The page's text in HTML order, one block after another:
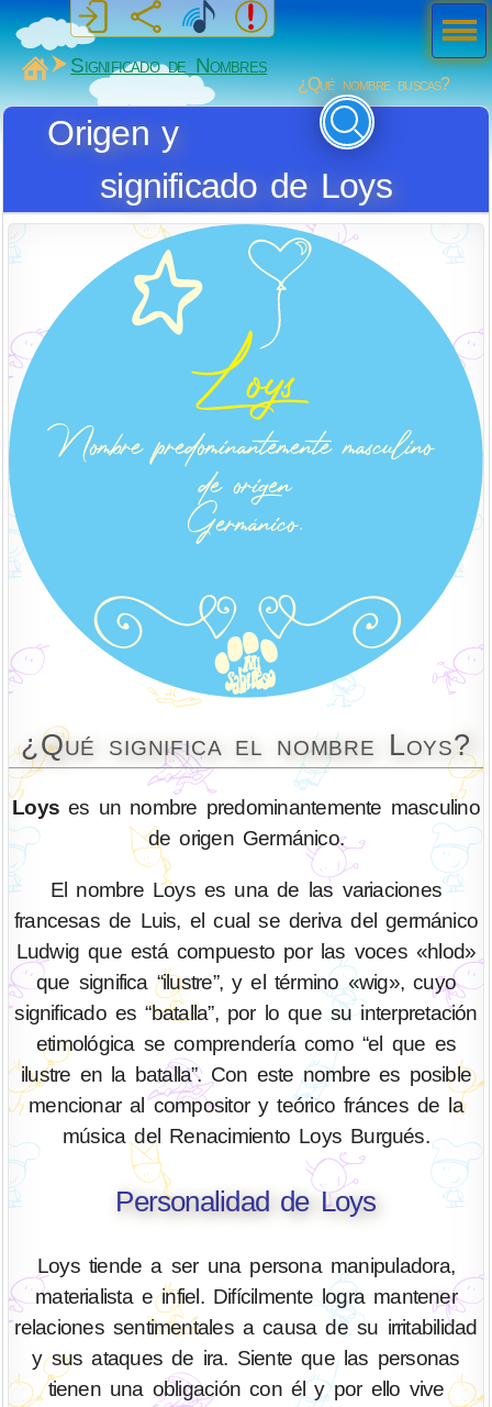
MiSabueso
Significado de Nombres
¿Qué nombre buscas?
Origen y
significado de Loys
¿Qué significa el nombre Loys?
Loys es un nombre predominantemente masculino
de origen Germánico.
El nombre Loys es una de las variaciones
francesas de Luis, el cual se deriva del germánico
Ludwig que está compuesto por las voces «hlod»
que significa “ilustre”, y el término «wig», cuyo
significado es “batalla”, por lo que su interpretación
etimológica se comprendería como “el que es
ilustre en la batalla”. Con este nombre es posible
mencionar al compositor y teórico fránces de la
música del Renacimiento Loys Burgués.
Personalidad de Loys
Loys tiende a ser una persona manipuladora,
materialista e infiel. Difícilmente logra mantener
relaciones sentimentales a causa de su irritabilidad
y sus ataques de ira. Siente que las personas
tienen una obligación con él y por ello vive
Men
ú